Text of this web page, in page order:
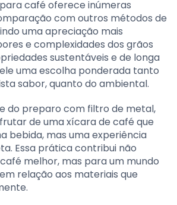
café oferece inúmeras
com outros métodos de
uma apreciação mais
e complexidades dos grãos
sustentáveis e de longa
uma escolha ponderada tanto
sabor, quanto do ambiental.
do preparo com filtro de metal,
de uma xícara de café que
bebida, mas uma experiência
Essa prática contribui não
melhor, mas para um mundo
relação aos materiais que